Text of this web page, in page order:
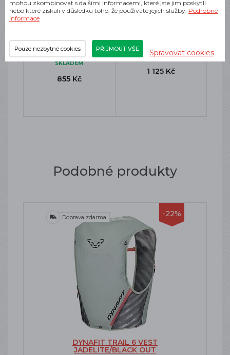
TOBACCO
Kšiltovka
SKLADEM
855 Kč
Pánské běžecké tričko
SKLADEM
1 125 Kč
Podobné produkty
-22%
Doprava zdarma
DYNAFIT TRAIL 6 VEST
JADELITE/BLACK OUT
mohou zkombinovat s dalšími informacemi, které jste jim poskytli
nebo které získali v důsledku toho, že používáte jejich služby. Podrobné
informace
Pouze nezbytné cookies PŘIJMOUT VŠE Spravovat cookies